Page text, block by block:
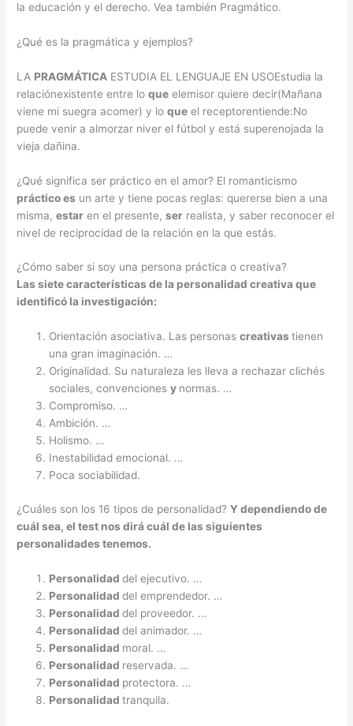
la educación y el derecho. Vea también Pragmático.
¿Qué es la pragmática y ejemplos?
LA PRAGMÁTICA ESTUDIA EL LENGUAJE EN USOEstudia la
relaciónexistente entre loque elemisor quiere decir(Mañana
viene mi suegra acomer) y loque el receptorentiende:No
puede venir a almorzar niver el fútbol y está superenojada la
vieja dañina.
¿Qué significa ser práctico en el amor? El romanticismo
práctico es un arte y tiene pocas reglas: quererse bien a una
misma,estar en el presente,ser realista, y saber reconocer el
nivel de reciprocidad de la relación en la que estás.
¿Cómo saber si soy una persona práctica o creativa?
Las siete características de la personalidadcreativa que
identificó la investigación:
Orientación asociativa. Las personascreativastienen
una gran imaginación. …
Originalidad. Su naturaleza les lleva a rechazar clichés
sociales, convencionesy normas. …
Compromiso. …
Ambición. …
Holismo. …
Inestabilidad emocional. …
Poca sociabilidad.
¿Cuáles son los 16 tipos de personalidad?Y dependiendo de
cuálsea, el test nos dirácuálde las siguientes
personalidadestenemos.
Personalidaddel ejecutivo. …
Personalidaddel emprendedor. …
Personalidaddel proveedor. …
Personalidaddel animador. …
Personalidad moral. …
Personalidad reservada. …
Personalidad protectora. …
Personalidadtranquila.